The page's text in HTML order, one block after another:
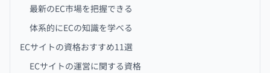
最新のEC市場を把握できる
体系的にECの知識を学べる
ECサイトの資格おすすめ11選
ECサイトの運営に関する資格